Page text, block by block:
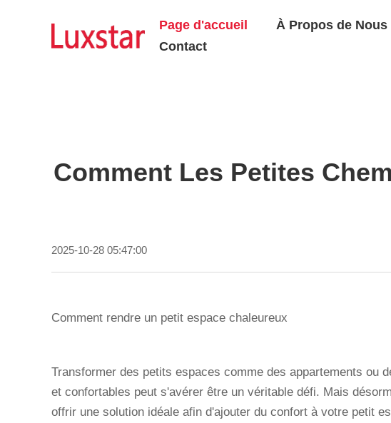
Page d'accueil À Propos de Nous
Contact
Comment Les Petites
2025-10-28 05:47:00
Comment rendre un petit espace chaleureux
Transformer des petits espaces comme des appartements ou
et confortables peut s'avérer être un véritable défi. Mais
offrir une solution idéale afin d'ajouter du confort à votre petit